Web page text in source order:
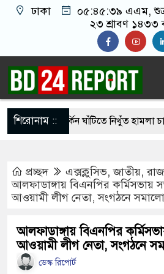
ঢাকা ০৫:৪৫:৪০ এএম,
২৩ শ্রাবণ ১৪৩৩
শিরোনাম ::
ছাড়াই মার্কিন ঘাঁটিতে নিখুঁত হামলা
১০০ পরিবারকে নতুন ঘর দেবেন প্রধানমন্ত্রী
ছবি তুলে লন্ডনে বয়ফ্রেন্ডের কাছে
ছাত্রী
‘হাজারগুণ ভালো’ দেশ চালাচ্ছেন
প্রচ্ছদ এক্সক্লুসিভ,জাতীয়,
আলফাডাঙ্গায় বিএনপির কর্মিসভায়
আওয়ামী লীগ নেতা, সংগঠনে
আলফাডাঙ্গায় বিএনপির
আওয়ামী লীগ নেতা, সংগঠনে
ডেস্ক রিপোর্ট